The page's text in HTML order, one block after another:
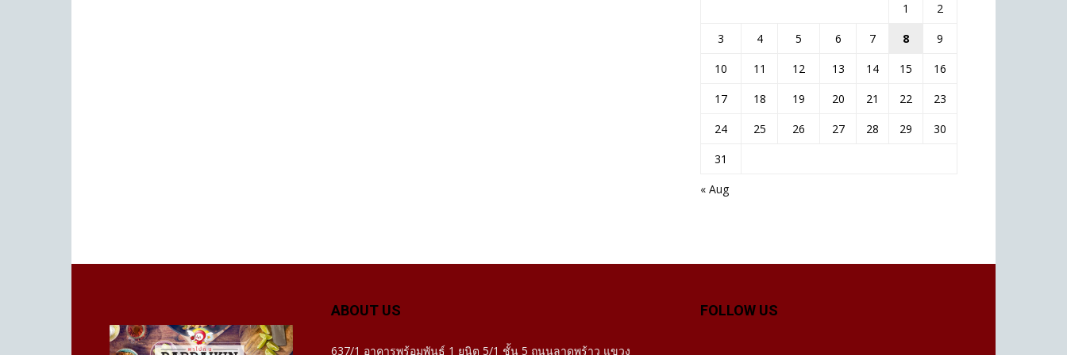
« Aug
1
2
3
4 5 6 7 8
9
10
11 12 13 14 15
16
17
18 19 20 21 22
23
24
25 26 27 28 29
30
31
ABOUT US
637/1 อาคารพร้อมพันธ์ 1 ยุนิต 5/1 ชั้น 5 ถนนลาดพร้าว แขวง
FOLLOW US